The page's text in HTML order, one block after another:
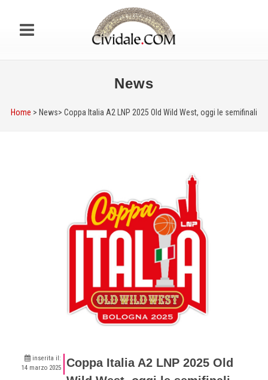
News
Home > News> Coppa Italia A2 LNP 2025 Old Wild West, oggi le semifinali
inserita il:
14 marzo 2025
Coppa Italia A2 LNP 2025 Old